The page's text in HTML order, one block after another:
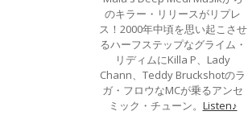
のキラー・リリースがリプレ
ス！2000年中頃を思い起こさせ
るハーフステップなグライム・
リディムにKilla P、Lady
Chann、Teddy Bruckshotのラ
ガ・フロウなMCが乗るアンセ
ミック・チューン。 Listen♪